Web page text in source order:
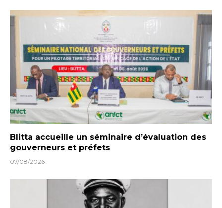
Blitta accueille un séminaire d’évaluation des
gouverneurs et préfets
07/08/2026